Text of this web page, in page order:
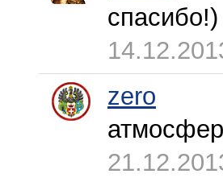
спасибо!)
zero